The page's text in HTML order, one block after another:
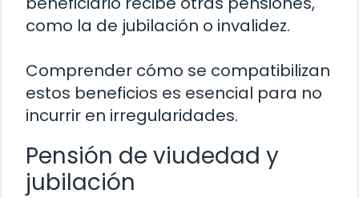
como la de jubilación o invalidez.
Comprender cómo se compatibilizan
estos beneficios es esencial para no
incurrir en irregularidades.
Pensión de viudedad y
jubilación